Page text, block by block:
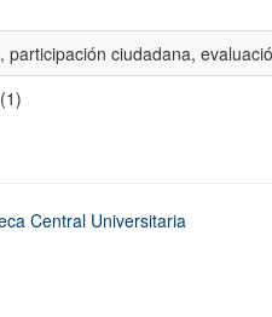
ciudadana,
Central Universitaria